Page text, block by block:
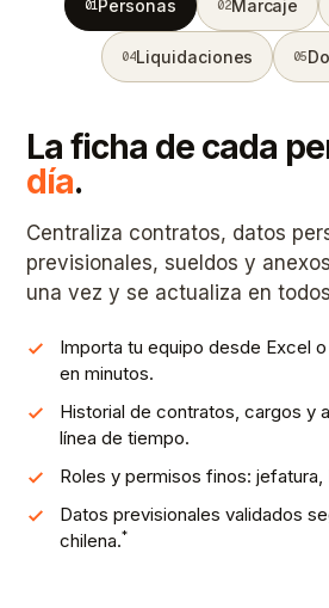
01Personas 02Marcaje
04Liquidaciones 05
La ficha de cada
día.
Centraliza contratos, datos
previsionales, sueldos y
una vez y se actualiza en
Importa tu equipo desde Excel
en minutos.
Historial de contratos, cargos y
línea de tiempo.
Roles y permisos finos: jefatura,
Datos previsionales validados
chilena.*